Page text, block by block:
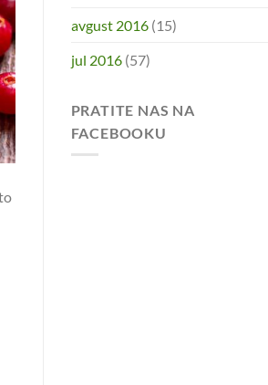
avgust 2016(15)
jul 2016(57)
PRATITE NAS NA
FACEBOOKU